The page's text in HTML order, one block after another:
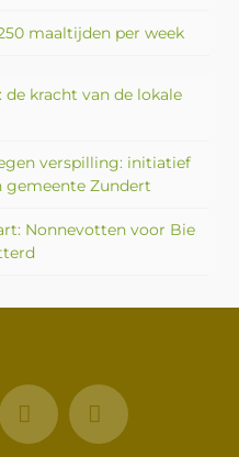
maaltijden per week
kracht van de lokale
verspilling: initiatief
gemeente Zundert
Nonnevotten voor Bie